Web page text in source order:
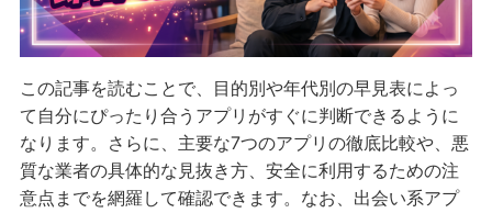
この記事を読むことで、目的別や年代別の早見表によっ
て自分にぴったり合うアプリがすぐに判断できるように
なります。さらに、主要な7つのアプリの徹底比較や、悪
質な業者の具体的な見抜き方、安全に利用するための注
意点までを網羅して確認できます。なお、出会い系アプ